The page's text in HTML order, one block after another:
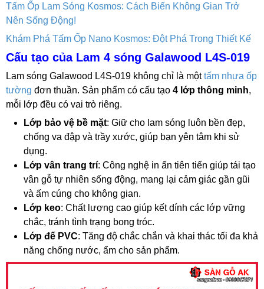
Tấm Ốp Lam Sóng Kosmos: Cách Biến Không Gian Trở
Nên Sống Động!
Khám Phá Tấm Ốp Nano Kosmos: Đột Phá Trong Thiết Kế
Cấu tạo của Lam 4 sóng Galawood L4S-019
Lam sóng Galawood L4S-019 không chỉ là mộttấm nhựa ốp
tường đơn thuần. Sản phẩm có cấu tạo 4 lớp thông minh,
mỗi lớp đều có vai trò riêng.
Lớp bảo vệ bề mặt: Giữ cho lam sóng luôn bền đẹp,
chống va đập và trầy xước, giúp bạn yên tâm khi sử
dụng.
Lớp vân trang trí: Công nghệ in ấn tiên tiến giúp tái tạo
vân gỗ tự nhiên sống động, mang lại cảm giác gần gũi
và ấm cúng cho không gian.
Lớp keo: Chất lượng cao giúp kết dính các lớp vững
chắc, tránh tình trạng bong tróc.
Lớp đế PVC: Tăng độ chắc chắn và khai thác tối đa khả
năng chống nước, ẩm cho sản phẩm.